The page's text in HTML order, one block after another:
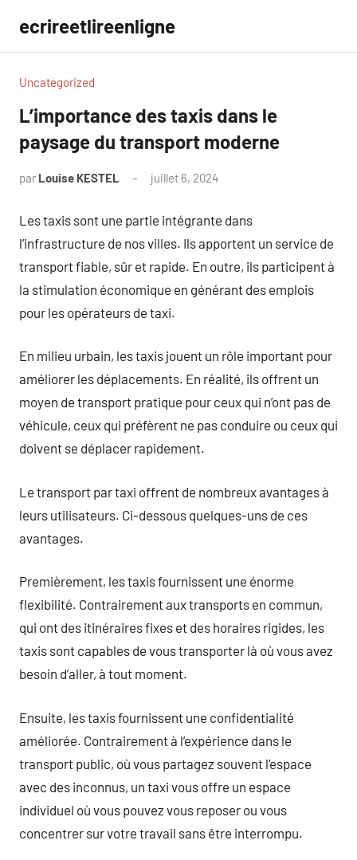
contenu
ecrireetlireenligne
Uncategorized
L’importance des taxis dans le
paysage du transport moderne
par Louise KESTEL juillet 6, 2024
Les taxis sont une partie intégrante dans
l’infrastructure de nos villes. Ils apportent un service de
transport fiable, sûr et rapide. En outre, ils participent à
la stimulation économique en générant des emplois
pour les opérateurs de taxi.
En milieu urbain, les taxis jouent un rôle important pour
améliorer les déplacements. En réalité, ils offrent un
moyen de transport pratique pour ceux qui n’ont pas de
véhicule, ceux qui préfèrent ne pas conduire ou ceux qui
doivent se déplacer rapidement.
Le transport par taxi offrent de nombreux avantages à
leurs utilisateurs. Ci-dessous quelques-uns de ces
avantages.
Premièrement, les taxis fournissent une énorme
flexibilité. Contrairement aux transports en commun,
qui ont des itinéraires fixes et des horaires rigides, les
taxis sont capables de vous transporter là où vous avez
besoin d’aller, à tout moment.
Ensuite, les taxis fournissent une confidentialité
améliorée. Contrairement à l’expérience dans le
transport public, où vous partagez souvent l’espace
avec des inconnus, un taxi vous offre un espace
individuel où vous pouvez vous reposer ou vous
concentrer sur votre travail sans être interrompu.